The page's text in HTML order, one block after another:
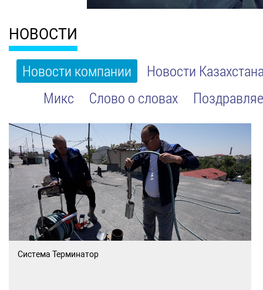
НОВОСТИ
Новости компании
Новости
Микс
Слово о словах
Система Терминатор